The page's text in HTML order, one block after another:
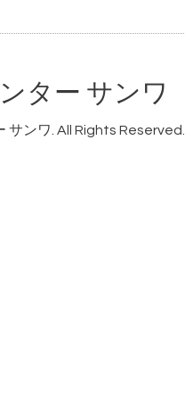
ター サンワ
サンワ. All Rights Reserved.